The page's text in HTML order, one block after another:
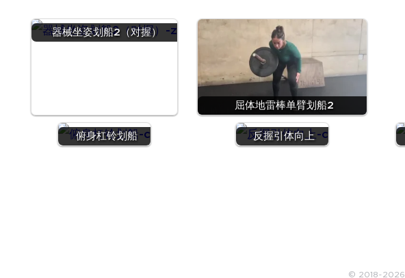
器械坐姿划船2（对握）
屈体地雷棒单臂划船2
俯身杠铃划船 反握引体向上
© 2018~2026